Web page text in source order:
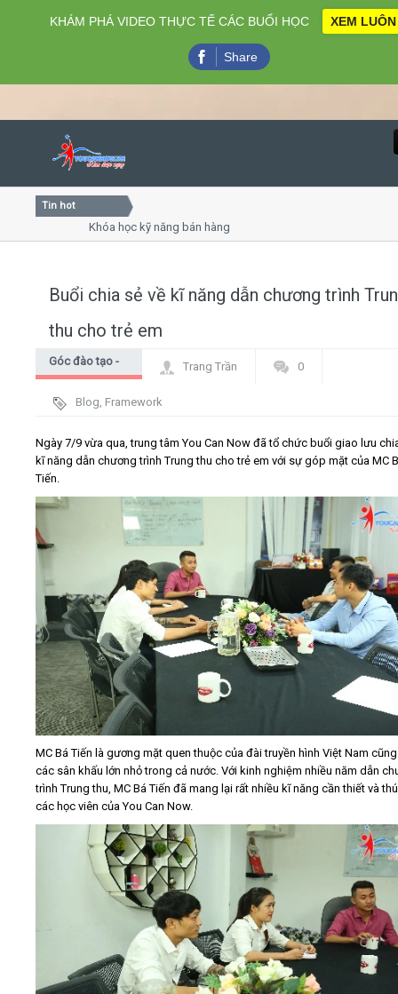
Home
Video
Kiến thức
Liên hệ - Đăng ký
Tìm kiếm
Tin hot
Khóa học kỹ năng bán hàng chuyên nghiệp X10 doanh số
Buổi chia sẻ về kĩ năng dẫn chương trình
thu cho trẻ em
Góc đào tạo -
Trang Trần 0
Blog, Framework
Ngày 7/9 vừa qua, trung tâm You Can Now đã tổ chức buổi giao lưu
kĩ năng dẫn chương trình Trung thu cho trẻ em với sự góp mặt của MC
Tiến.
MC Bá Tiến là gương mặt quen thuộc của đài truyền hình Việt Nam
các sân khấu lớn nhỏ trong cả nước. Với kinh nghiệm nhiều năm dẫn
trình Trung thu, MC Bá Tiến đã mang lại rất nhiều kĩ năng cần thiết và
các học viên của You Can Now.
KHÁM PHÁ VIDEO THỰC TẾ CÁC BUỔI HỌC XEM LUÔN
Share